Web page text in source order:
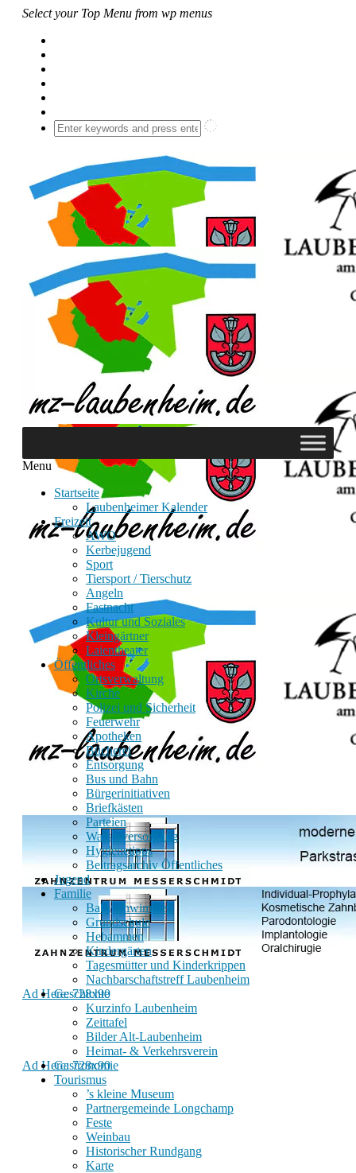
Select your Top Menu from wp menus
Ad Here: 728x90
Ad Here: 728x90
Menu
Startseite
Laubenheimer Kalender
Freizeit
AWO
Kerbejugend
Sport
Tiersport / Tierschutz
Angeln
Fastnacht
Kultur und Soziales
Kleingärtner
Laientheater
Öffentliches
Ortsverwaltung
Kirche
Polizei und Sicherheit
Feuerwehr
Apotheken
Bücherei
Entsorgung
Bus und Bahn
Bürgerinitiativen
Briefkästen
Parteien
Wasserversorgung
Hygienetipps
Beitragsarchiv Öffentliches
Jugend
Familie
Babyschwimmen
Grundschule
Hebammen
Kindergärten
Tagesmütter und Kinderkrippen
Nachbarschaftstreff Laubenheim
Geschichte
Kurzinfo Laubenheim
Zeittafel
Bilder Alt-Laubenheim
Heimat- & Verkehrsverein
Gastronomie
Tourismus
’s kleine Museum
Partnergemeinde Longchamp
Feste
Weinbau
Historischer Rundgang
Karte